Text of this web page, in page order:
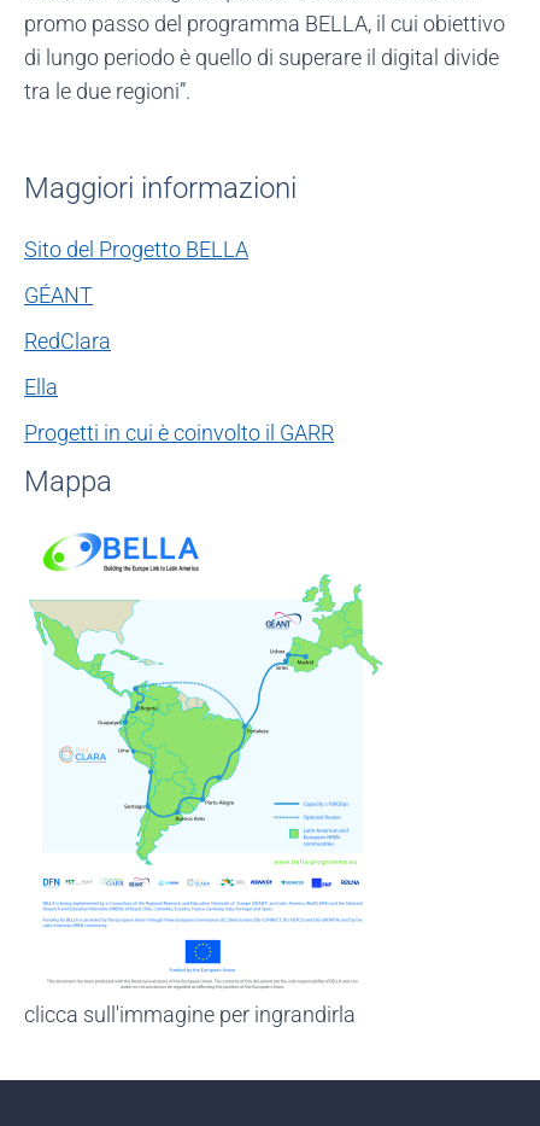
promo passo del programma BELLA, il cui obiettivo
di lungo periodo è quello di superare il digital divide
tra le due regioni”.
Maggiori informazioni
Sito del Progetto BELLA
GÉANT
RedClara
Ella
Progetti in cui è coinvolto il GARR
Mappa
clicca sull'immagine per ingrandirla